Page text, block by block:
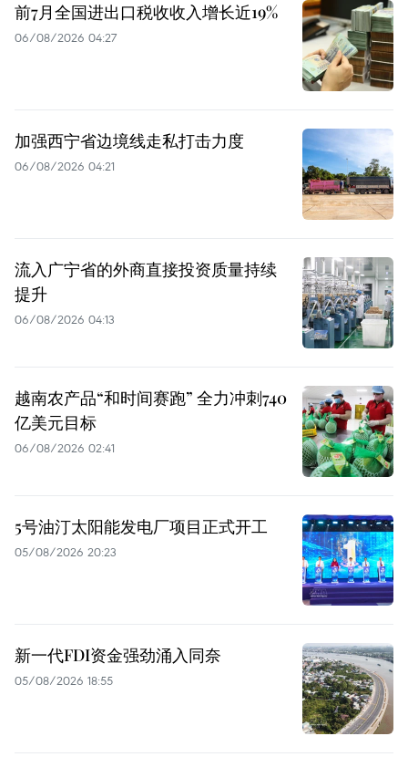
前7月全国进出口税收收入增长近19%
06/08/2026 04:27
加强西宁省边境线走私打击力度
06/08/2026 04:21
流入广宁省的外商直接投资质量持续
提升
06/08/2026 04:13
越南农产品“和时间赛跑” 全力冲刺740
亿美元目标
06/08/2026 02:41
5号油汀太阳能发电厂项目正式开工
05/08/2026 20:23
新一代FDI资金强劲涌入同奈
05/08/2026 18:55